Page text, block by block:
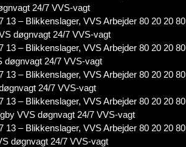
24/7 VVS-vagt
– Blikkenslager, VVS Arbejder 80 20 20 80
døgnvagt 24/7 VVS-vagt
– Blikkenslager, VVS Arbejder 80 20 20 80
døgnvagt 24/7 VVS-vagt
– Blikkenslager, VVS Arbejder 80 20 20 80
24/7 VVS-vagt
– Blikkenslager, VVS Arbejder 80 20 20 80
VVS døgnvagt 24/7 VVS-vagt
– Blikkenslager, VVS Arbejder 80 20 20 80
døgnvagt 24/7 VVS-vagt